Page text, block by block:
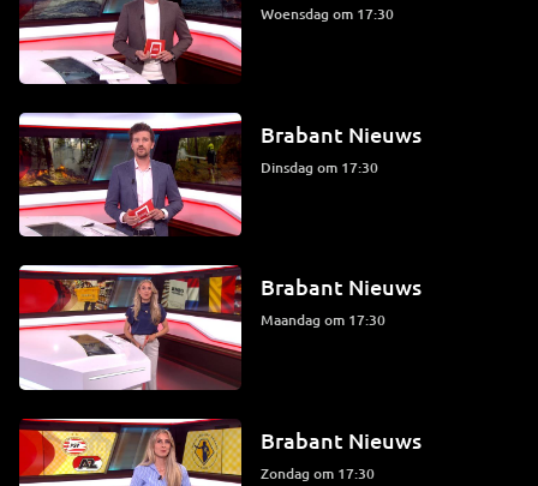
woensdag om 17:30
Brabant Nieuws
dinsdag om 17:30
Brabant Nieuws
maandag om 17:30
Brabant Nieuws
zondag om 17:30